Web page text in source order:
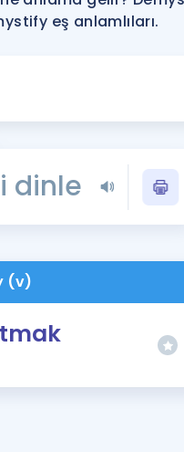
YDS ve YÖKDİL'e
Tüm ÖSYM
YDS - YÖKDİL
İngilizce
eş anlamlıları.
dinle
(v)